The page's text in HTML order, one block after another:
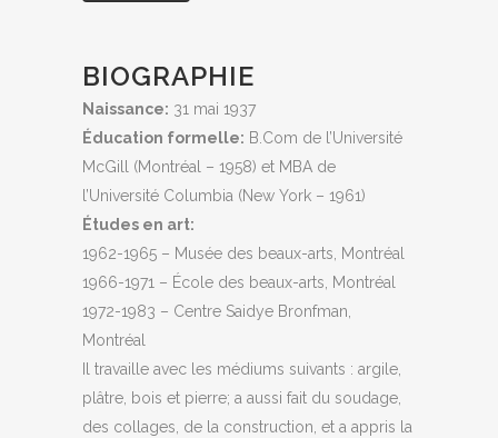
BIOGRAPHIE
Naissance: 31 mai 1937
Éducation formelle: B.Com de l’Université
McGill (Montréal – 1958) et MBA de
l’Université Columbia (New York – 1961)
Études en art:
1962-1965 – Musée des beaux-arts, Montréal
1966-1971 – École des beaux-arts, Montréal
1972-1983 – Centre Saidye Bronfman,
Montréal
Il travaille avec les médiums suivants : argile,
plâtre, bois et pierre; a aussi fait du soudage,
des collages, de la construction, et a appris la